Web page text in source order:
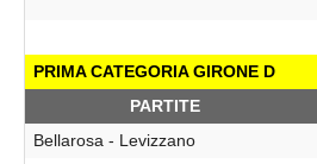
PRIMA CATEGORIA GIRONE D
PARTITE
Bellarosa - Levizzano